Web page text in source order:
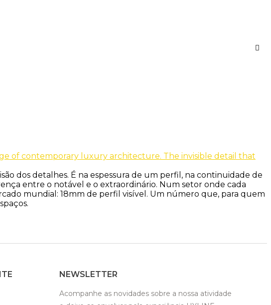
dos detalhes. É na espessura de um perfil, na continuidade de
entre o notável e o extraordinário. Num setor onde cada
mundial: 18mm de perfil visível. Um número que, para quem
NEWSLETTER
Acompanhe as novidades sobre a nossa atividade